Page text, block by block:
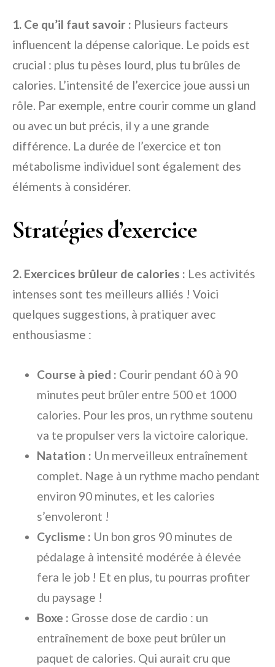
1. Ce qu’il faut savoir : Plusieurs facteurs
influencent la dépense calorique. Le poids est
crucial : plus tu pèses lourd, plus tu brûles de
calories. L’intensité de l’exercice joue aussi un
rôle. Par exemple, entre courir comme un gland
ou avec un but précis, il y a une grande
différence. La durée de l’exercice et ton
métabolisme individuel sont également des
éléments à considérer.
Stratégies d’exercice
2. Exercices brûleur de calories : Les activités
intenses sont tes meilleurs alliés ! Voici
quelques suggestions, à pratiquer avec
enthousiasme :
Course à pied : Courir pendant 60 à 90
minutes peut brûler entre 500 et 1000
calories. Pour les pros, un rythme soutenu
va te propulser vers la victoire calorique.
Natation : Un merveilleux entraînement
complet. Nage à un rythme macho pendant
environ 90 minutes, et les calories
s’envoleront !
Cyclisme : Un bon gros 90 minutes de
pédalage à intensité modérée à élevée
fera le job ! Et en plus, tu pourras profiter
du paysage !
Boxe : Grosse dose de cardio : un
entraînement de boxe peut brûler un
paquet de calories. Qui aurait cru que